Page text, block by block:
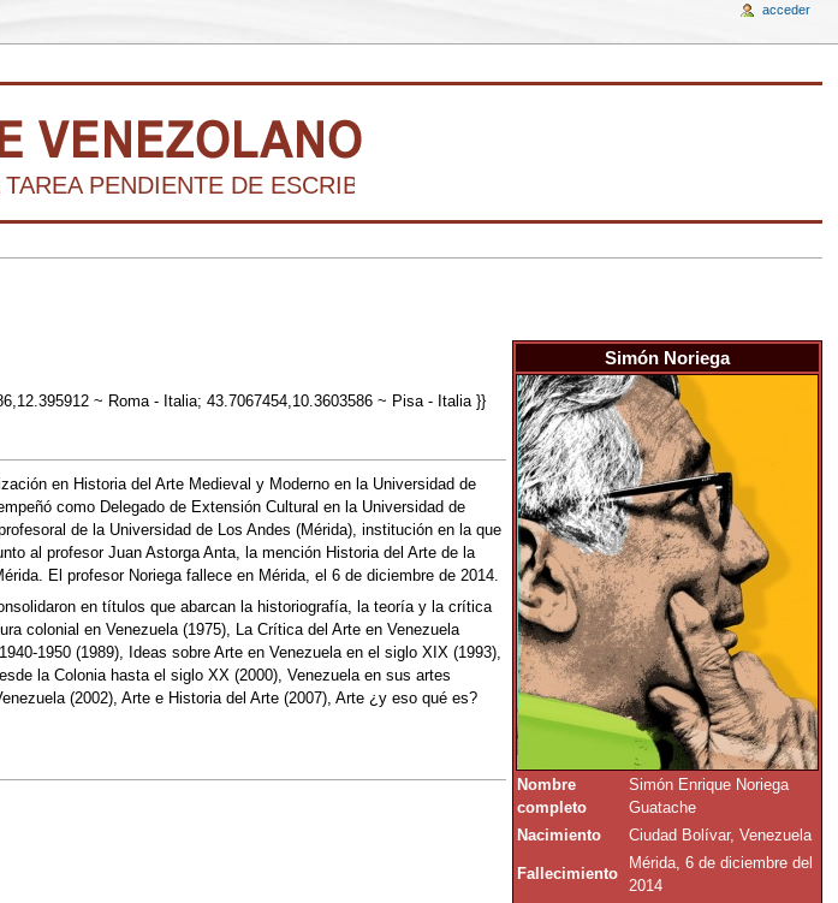
PENDIENTE DE ESCRIBIR LA HISTORIA DEL ARTE VENEZOLANO
Simón Noriega
Nombre
completo
Simón Enrique Noriega
Guatache
Nacimiento
Ciudad Bolívar, Venezuela
Fallecimiento
Mérida, 6 de diciembre del
2014
~ Roma - Italia; 43.7067454,10.3603586 ~ Pisa - Italia }}
en Historia del Arte Medieval y Moderno en la Universidad de
como Delegado de Extensión Cultural en la Universidad de
de la Universidad de Los Andes (Mérida), institución en la que
al profesor Juan Astorga Anta, la mención Historia del Arte de la
El profesor Noriega fallece en Mérida, el 6 de diciembre de 2014.
en títulos que abarcan la historiografía, la teoría y la crítica
colonial en Venezuela (1975), La Crítica del Arte en Venezuela
1950 (1989), Ideas sobre Arte en Venezuela en el siglo XIX (1993),
la Colonia hasta el siglo XX (2000), Venezuela en sus artes
(2002), Arte e Historia del Arte (2007), Arte ¿y eso qué es?
acceder